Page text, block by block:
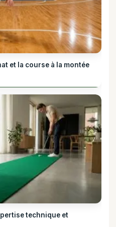
et la course à la montée
technique et